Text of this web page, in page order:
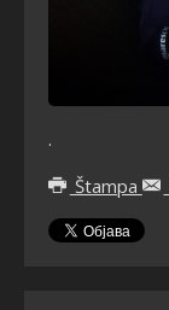
.
Štampa